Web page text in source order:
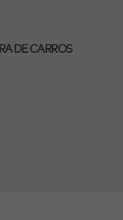
DE CARROS